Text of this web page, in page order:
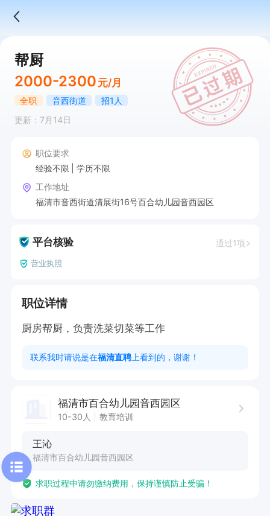
帮厨
2000-2300 元/月
全职 音西街道
招1人
更新：7月14日
职位要求
经验不限
学历不限
工作地址
福清市音西街道清展街16号百合幼儿园音西园区
平台核验 通过1项
营业执照
职位详情
厨房帮厨，负责洗菜切菜等工作
联系我时请说是在福清直聘 上看到的，谢谢！
福清市百合幼儿园音西园区
10-30人 教育培训
王沁
福清市百合幼儿园音西园区
求职过程中请勿缴纳费用，保持谨慎防止受骗！